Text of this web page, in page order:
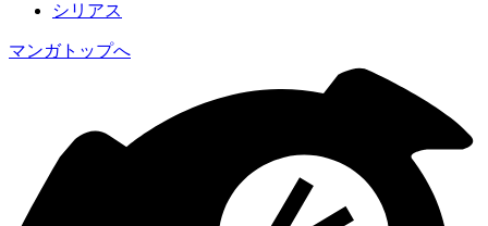
シリアス
マンガトップへ